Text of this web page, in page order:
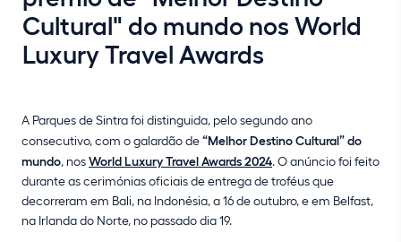
Cultural" do mundo nos World
Luxury Travel Awards
A Parques de Sintra foi distinguida, pelo segundo ano
consecutivo, com o galardão de“Melhor Destino Cultural” do
mundo, nosWorld Luxury Travel Awards 2024. O anúncio foi feito
durante as cerimónias oficiais de entrega de troféus que
decorreram em Bali, na Indonésia, a 16 de outubro, e em Belfast,
na Irlanda do Norte, no passado dia 19.